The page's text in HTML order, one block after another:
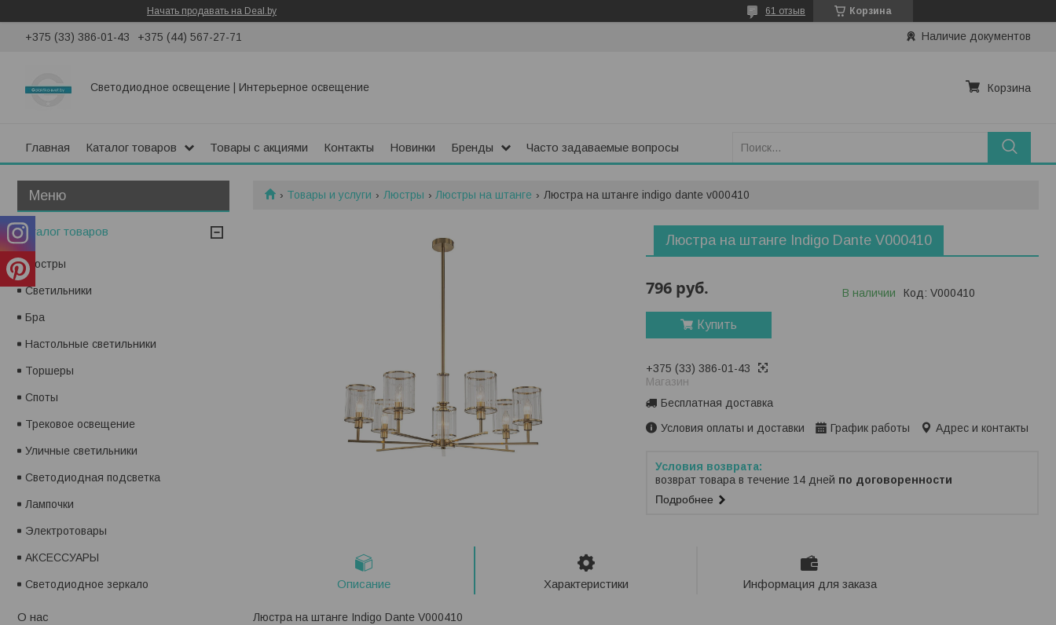
Начать продавать на Deal.by Корзина
61 отзыв
+375 (33) 386-01-43 +375 (44) 567-27-71 Наличие документов
Светодиодное освещение | Интерьерное освещение Корзина
Главная Каталог товаров Товары с акциями Контакты Новинки Бренды Часто задаваемые вопросы
Товары и услуги Люстры Люстры на штанге Люстра на штанге indigo dante v000410
Люстра на штанге Indigo Dante V000410
796 руб. В наличии Код: V000410
Купить
+375 (33) 386-01-43
Магазин
Бесплатная доставка
Условия оплаты и доставки
График работы Адрес и контакты
возврат товара в течение 14 дней по договоренности
Подробнее
Описание Характеристики Информация для заказа
Люстра на штанге Indigo Dante V000410
Каталог товаров
Люстры
Светильники
Бра
Настольные светильники
Торшеры
Споты
Трековое освещение
Уличные светильники
Светодиодная подсветка
Лампочки
Электротовары
АКСЕССУАРЫ
Светодиодное зеркало
О нас